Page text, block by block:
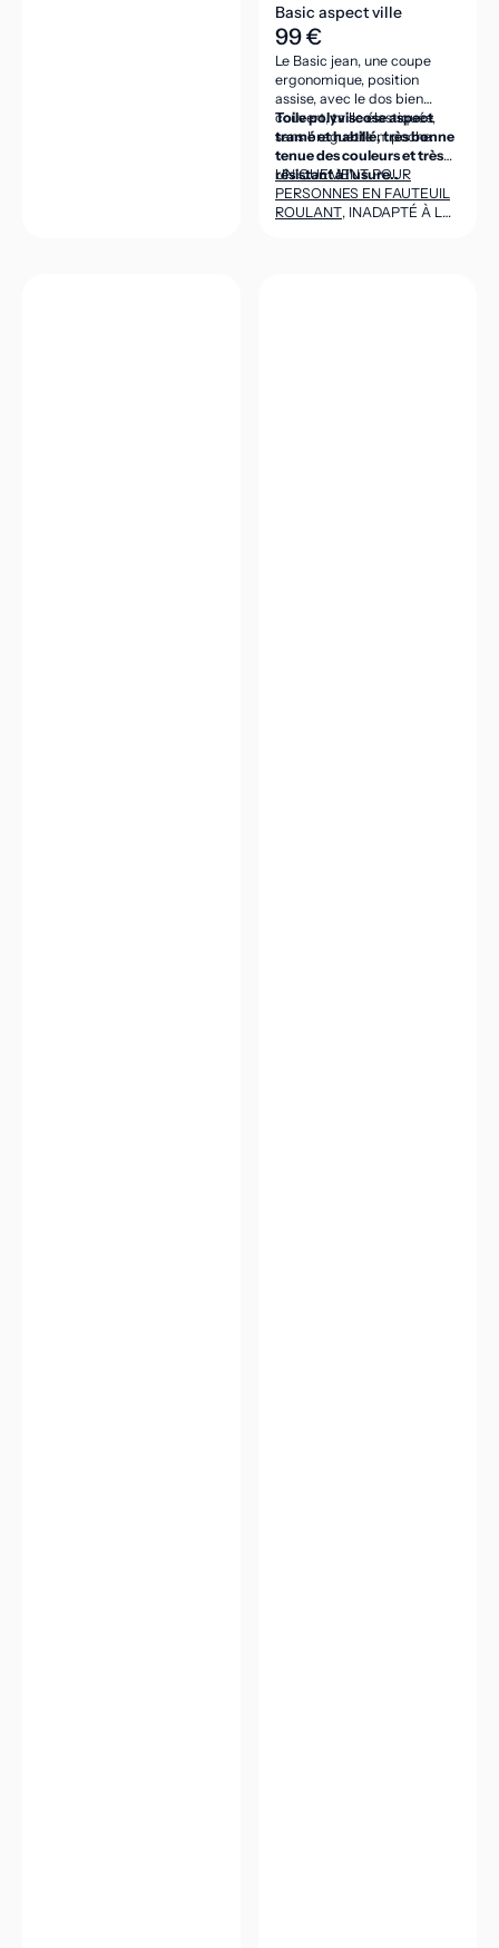
Basic aspect ville
99 €
Le Basic jean, une coupe
ergonomique, position
assise, avec le dos bien
couvert, taille élastiquée,
sans braguette ni poche.
Toile polyviscose aspect
tramé et habillé, très bonne
tenue des couleurs et très
résistant à l’usure..
UNIQUEMENT POUR
PERSONNES EN FAUTEUIL
ROULANT, INADAPTÉ À LA